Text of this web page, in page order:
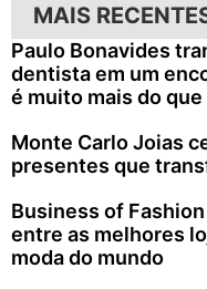
MAIS
Paulo Bonavides
dentista em um
é muito mais do
Monte Carlo Joias
presentes que
Business of
entre as melhores
moda do mundo